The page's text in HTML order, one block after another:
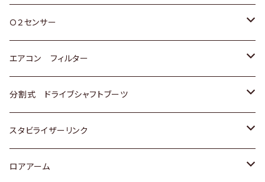
スバル
三菱
スバル
ダイハツ
マツダ
三菱
スバル
ダイハツ
三菱
スバル
ホンダ
スズキ
日産
いすゞ
ダイハツ
Ｏ２センサー
トヨタ
ホンダ
スズキ
日産
エアコン フィルター
トヨタ
ホンダ
スズキ
分割式 ドライブシャフトブーツ
トヨタ
ホンダ
スタビライザーリンク
トヨタ
ロアアーム